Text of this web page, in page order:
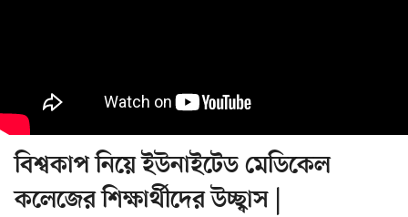
বিশ্বকাপ নিয়ে ইউনাইটেড মেডিকেল
কলেজের শিক্ষার্থীদের উচ্ছ্বাস |